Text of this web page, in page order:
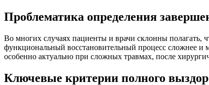
Проблематика определения
Во многих случаях пациенты и врачи склонны полагать,
функциональный восстановительный процесс сложнее и
особенно актуально при сложных травмах, после
Ключевые критерии полного